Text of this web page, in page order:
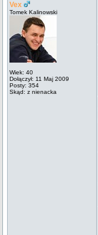
Vex
Tomek Kalinowski
Wiek: 40
Dołączył: 11 Maj 2009
Posty: 354
Skąd: z nienacka